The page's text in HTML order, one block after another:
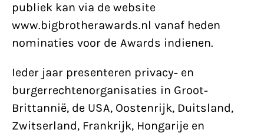
publiek kan via de website
www.bigbrotherawards.nl vanaf heden
nominaties voor de Awards indienen.
Ieder jaar presenteren privacy- en
burgerrechtenorganisaties in Groot-
Brittannië, de USA, Oostenrijk, Duitsland,
Zwitserland, Frankrijk, Hongarije en